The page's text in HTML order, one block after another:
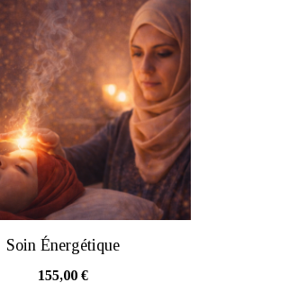
Soin Énergétique
155,00 €